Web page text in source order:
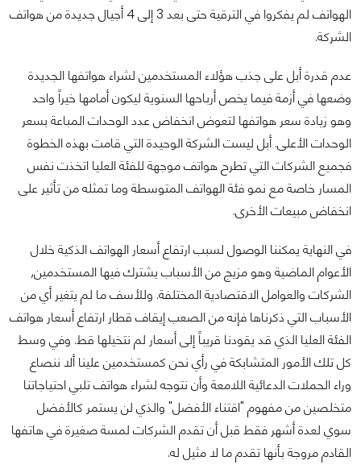
الهواتف لم يفكروا في الترقية حتى بعد 3 إلى 4 أجيال جديدة من هواتف
الشركة.
عدم قدرة أبل على جذب هؤلاء المستخدمين لشراء هواتفها الجديدة
وضعها في أزمة فيما يخص أرباحها السنوية ليكون أمامها خيراً واحد
وهو زيادة سعر هواتفها لتعوض انخفاض عدد الوحدات المباعة بسعر
الوحدات الأعلى. أبل ليست الشركة الوحيدة التي قامت بهذه الخطوة
فجميع الشركات التي تطرح هواتف موجهة للفئة العليا اتخذت نفس
المسار خاصة مع نمو فئة الهواتف المتوسطة وما تمثله من تأثير على
انخفاض مبيعات الأخرى.
في النهاية يمكننا الوصول لسبب ارتفاع أسعار الهواتف الذكية خلال
الأعوام الماضية وهو مزيج من الأسباب يشترك فيها المستخدمين,
الشركات والعوامل الاقتصادية المختلفة. وللأسف ما لم يتغير أي من
الأسباب التي ذكرناها فإنه من الصعب إيقاف قطار ارتفاع أسعار هواتف
الفئة العليا الذي قد يقودنا قريباً إلى أسعار لم نتخيلها قط. وفي وسط
كل تلك الأمور المتشابكة في رأي نحن كمستخدمين علينا ألا ننصاع
وراء الحملات الدعائية اللامعة وأن نتوجه لشراء هواتف تلبي احتياجاتنا
متخلصين من مفهوم "اقتناء الأفضل" والذي لن يستمر كالأفضل
سوي لعدة أشهر فقط قبل أن تقدم الشركات لمسة صغيرة في هاتفها
القادم مروجة بأنها تقدم ما لا مثيل له.